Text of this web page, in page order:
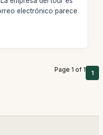
electrónico parece
Page 1 of 1 1